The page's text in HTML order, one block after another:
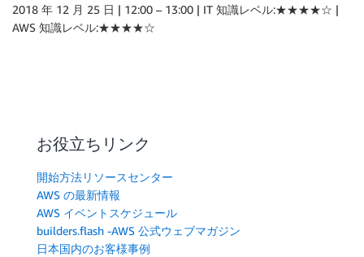
2018 年 12 月 25 日 | 12:00 – 13:00 | IT 知識レベル:★★★★☆ |
AWS 知識レベル:★★★★☆
お役立ちリンク
開始方法リソースセンター
AWS の最新情報
AWS イベントスケジュール
builders.flash -AWS 公式ウェブマガジン
日本国内のお客様事例